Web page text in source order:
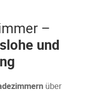
–
und
über